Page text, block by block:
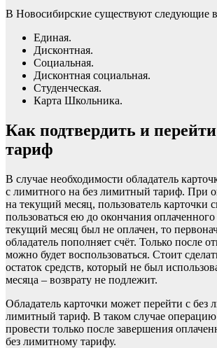
В Новосибирские существуют следующие
Единая.
Дисконтная.
Социальная.
Дисконтная социальная.
Студенческая.
Карта Школьника.
Как подтвердить и
тариф
В случае необходимости обладатель
с лимитного на без лимитный тариф. При
на текущий месяц, пользователь карточки
пользоваться ею до окончания
текущий месяц был не оплачен, то
обладатель пополняет счёт. Только после
можно будет воспользоваться. Стоит
остаток средств, который не был
месяца – возврату не подлежит.
Обладатель карточки может перейти с без
лимитный тариф. В таком случае
провести только после завершения
без лимитному тарифу.